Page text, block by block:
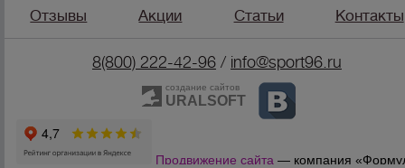
Отзывы
Акции Статьи Контакты
8(800) 222-42-96/ info@sport96.ru
создание сайтов
URALSOFT
Продвижение сайта — компания